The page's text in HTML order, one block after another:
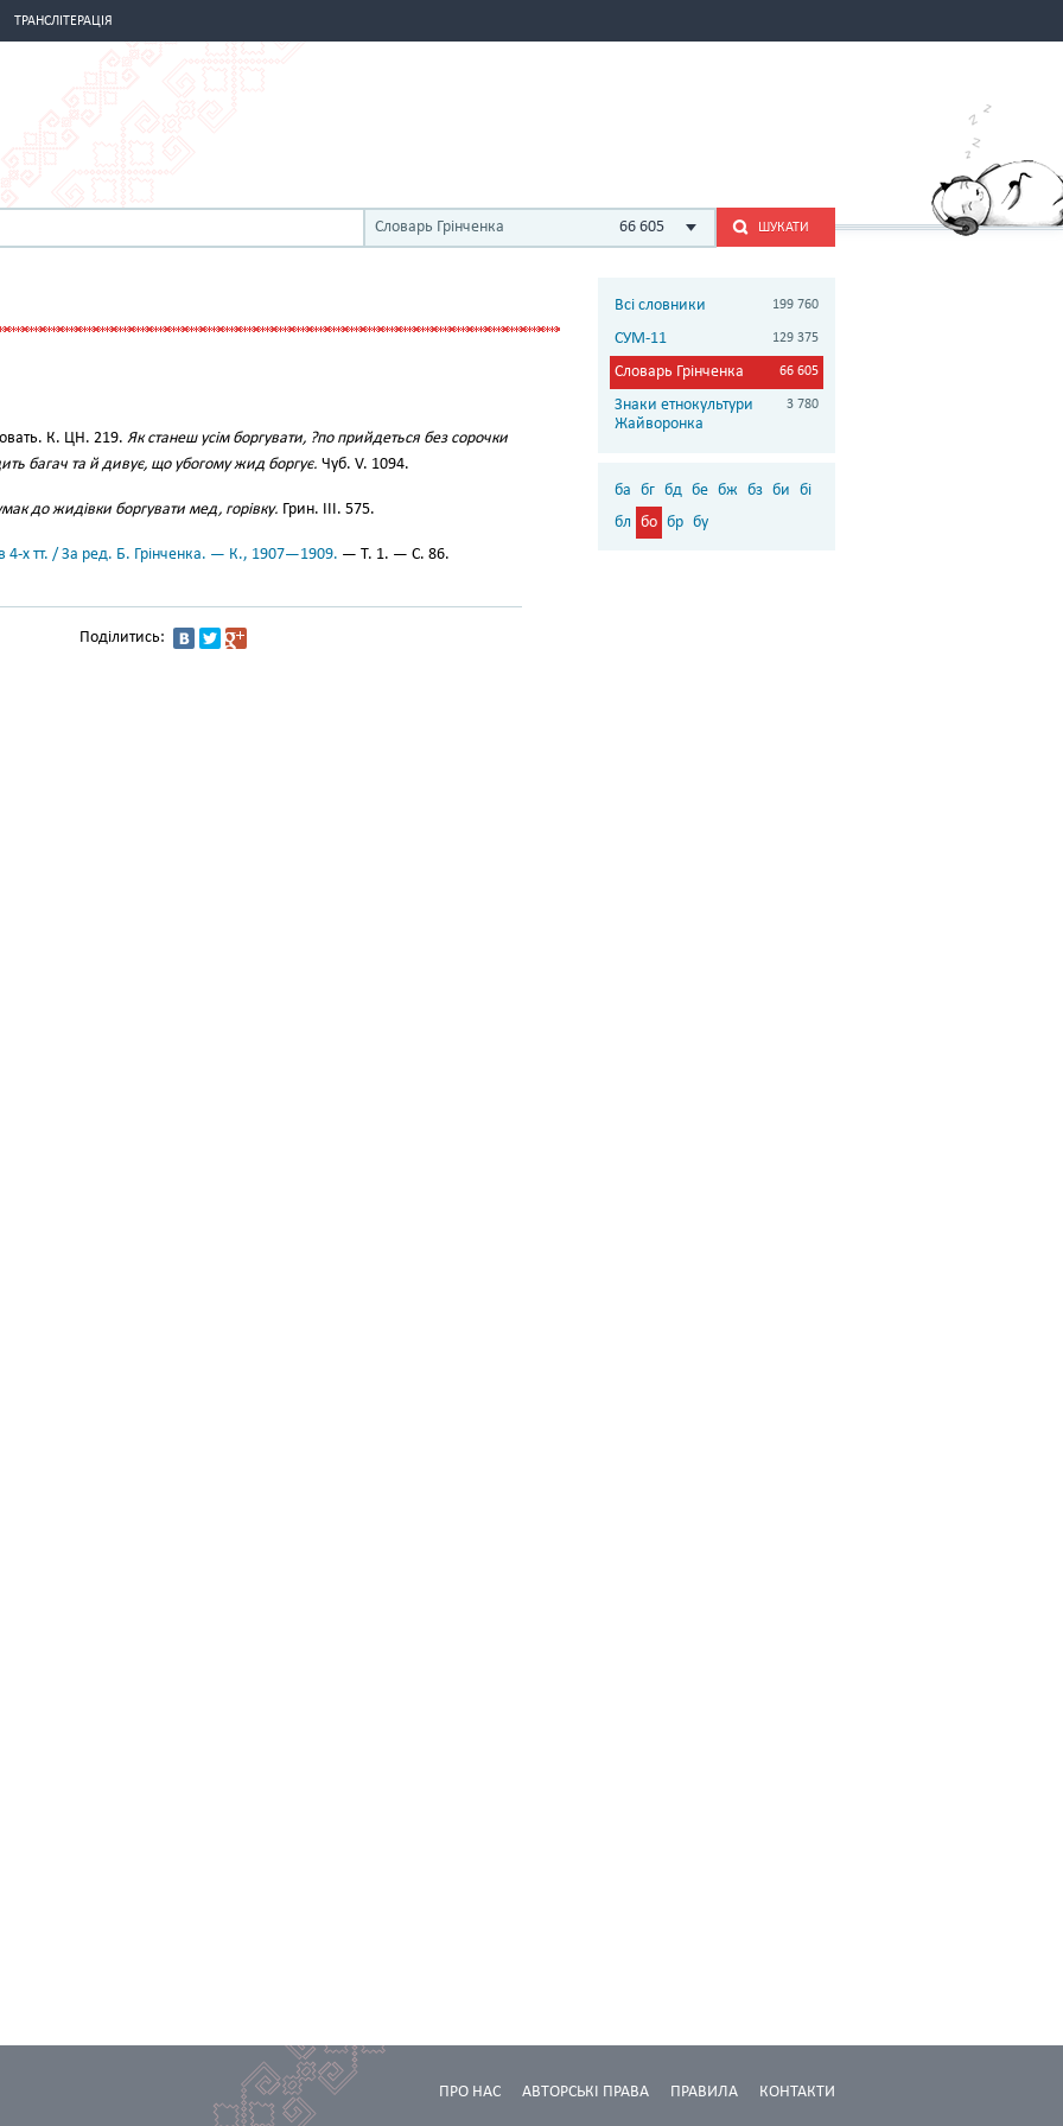
ТРАНСЛІТЕРАЦІЯ
Словарь Грінченка 66 605 ШУКАТИ
К. ЦН. 219. Як станеш усім боргувати, ?по прийдеться без сорочки
багач та й дивує, що убогому жид боргує. Чуб. V. 1094.
до жидівки боргувати мед, горівку. Грин. ІІІ. 575.
4-х тт. / За ред. Б. Грінченка. — К., 1907—1909. — Т. 1. — С. 86.
Поділитись:
Всі словники 199 760
СУМ-11 129 375
Словарь Грінченка 66 605
Знаки етнокультури
Жайворонка
3 780
ба бг бд бе бж бз би бі
бл бо бр бу
КОНТАКТИ
ПРАВИЛА
АВТОРСЬКІ ПРАВА
ПРО НАС